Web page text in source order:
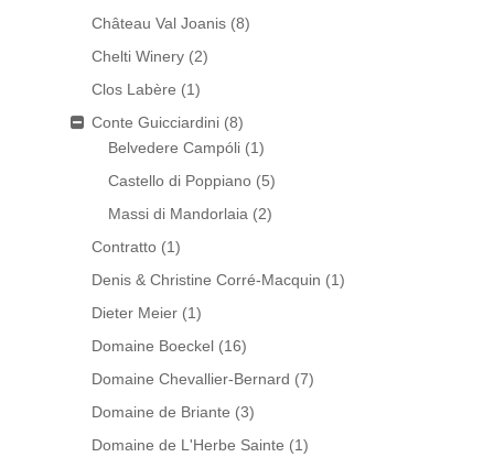
Château Val Joanis (8)
Chelti Winery (2)
Clos Labère (1)
Conte Guicciardini (8)
Belvedere Campóli (1)
Castello di Poppiano (5)
Massi di Mandorlaia (2)
Contratto (1)
Denis & Christine Corré-Macquin (1)
Dieter Meier (1)
Domaine Boeckel (16)
Domaine Chevallier-Bernard (7)
Domaine de Briante (3)
Domaine de L'Herbe Sainte (1)